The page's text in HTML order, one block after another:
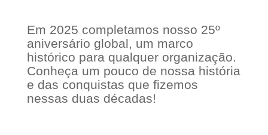
Em 2025 completamos nosso 25º
aniversário global, um marco
histórico para qualquer organização.
Conheça um pouco de nossa história
e das conquistas que fizemos
nessas duas décadas!